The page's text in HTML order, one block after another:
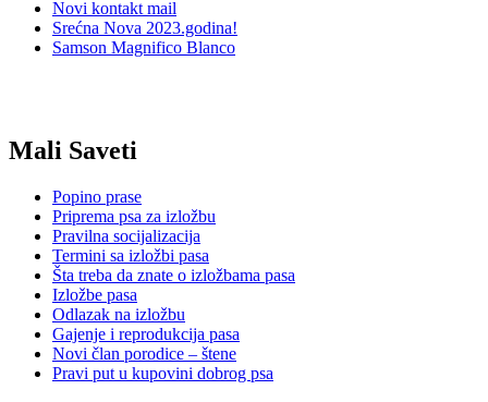
Novi kontakt mail
Srećna Nova 2023.godina!
Samson Magnifico Blanco
Mali Saveti
Popino prase
Priprema psa za izložbu
Pravilna socijalizacija
Termini sa izložbi pasa
Šta treba da znate o izložbama pasa
Izložbe pasa
Odlazak na izložbu
Gajenje i reprodukcija pasa
Novi član porodice – štene
Pravi put u kupovini dobrog psa